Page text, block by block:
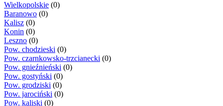
Wielkopolskie (0)
Baranowo (0)
Kalisz (0)
Konin (0)
Leszno (0)
Pow. chodzieski (0)
Pow. czarnkowsko-trzcianecki (0)
Pow. gnieźnieński (0)
Pow. gostyński (0)
Pow. grodziski (0)
Pow. jarociński (0)
Pow. kaliski (0)